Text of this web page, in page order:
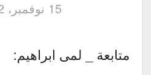
15 نوفمبر، 2022
متابعة _ لمى ابراهيم: